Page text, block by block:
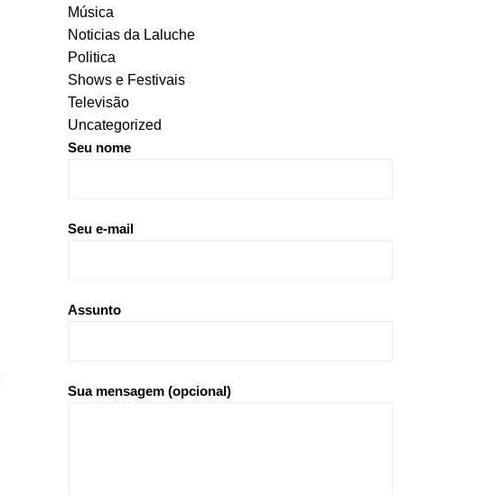
Música
Noticias da Laluche
Politica
Shows e Festivais
Televisão
Uncategorized
Seu nome
Seu e-mail
Assunto
Sua mensagem (opcional)